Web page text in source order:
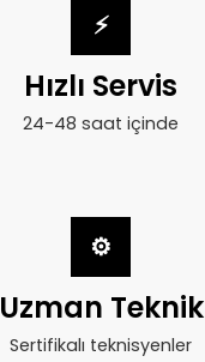
⚡
Hızlı Servis
24-48 saat içinde
⚙
Uzman Teknik
Sertifikalı teknisyenler